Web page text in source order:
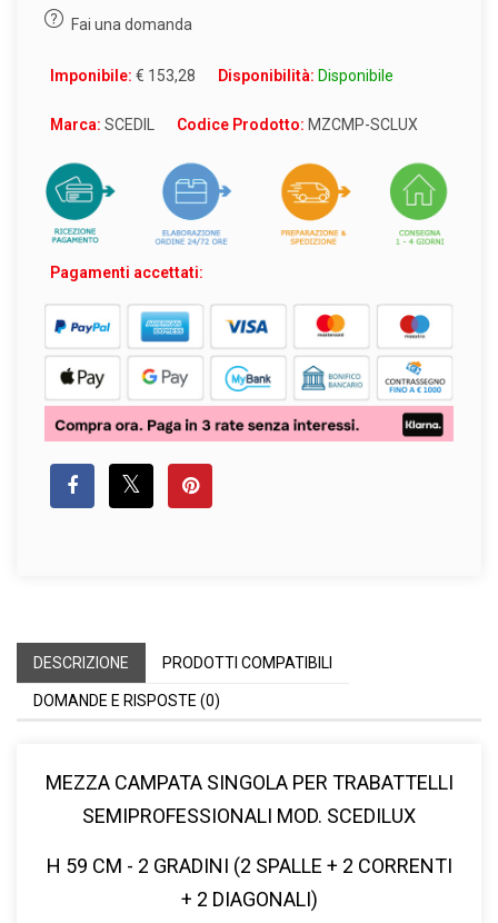
Fai una domanda
Imponibile: € 153,28 Disponibilità: Disponibile
Marca: SCEDIL Codice Prodotto: MZCMP-SCLUX
Pagamenti accettati:
DESCRIZIONE PRODOTTI COMPATIBILI
DOMANDE E RISPOSTE (0)
MEZZA CAMPATA SINGOLA PER TRABATTELLI
SEMIPROFESSIONALI MOD. SCEDILUX
H 59 CM - 2 GRADINI (2 SPALLE + 2 CORRENTI
+ 2 DIAGONALI)